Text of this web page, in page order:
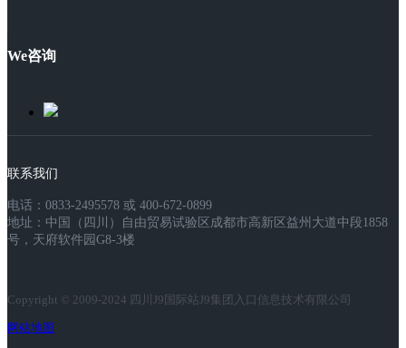
We咨询
联系我们
电话：0833-2495578 或 400-672-0899
地址：中国（四川）自由贸易试验区成都市高新区益州大道中段1858
号，天府软件园G8-3楼
Copyright © 2009-2024 四川J9国际站J9集团入口信息技术有限公司
网站地图